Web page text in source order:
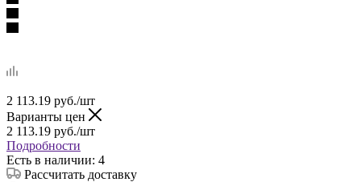
2 113.19 руб./шт
Варианты цен
2 113.19 руб./шт
Подробности
Есть в наличии: 4
Рассчитать доставку